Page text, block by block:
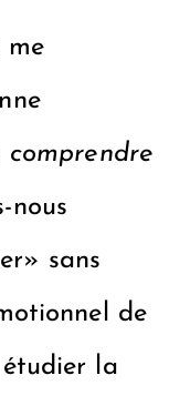
me
comprendre
nous
sans
de
étudier la